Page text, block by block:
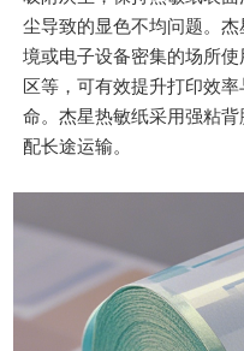
尘导致的显色不均问题。
境或电子设备密集的场所
区等，可有效提升打印效
命。杰星热敏纸采用强粘
配长途运输。